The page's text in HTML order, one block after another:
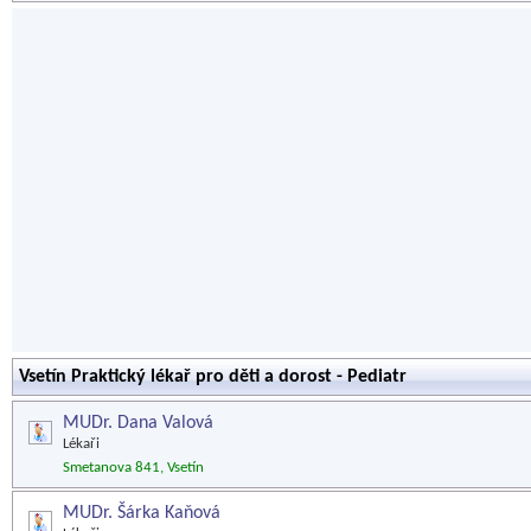
Vsetín Praktický lékař pro děti a dorost - Pediatr
MUDr. Dana Valová
Lékaři
Smetanova 841, Vsetín
MUDr. Šárka Kaňová